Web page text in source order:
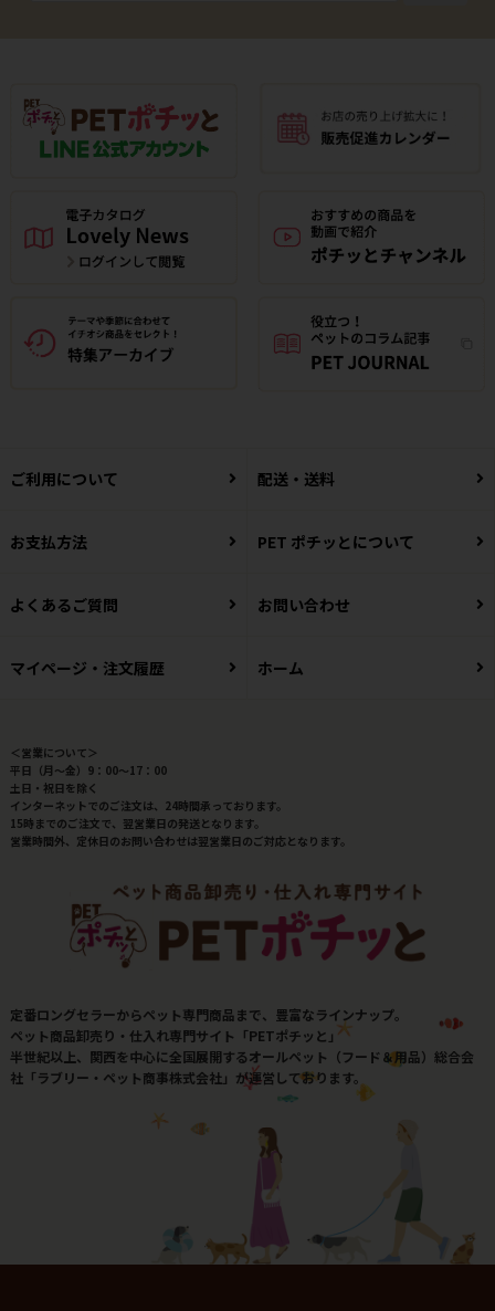
ご利用について 配送・送料
お支払方法 PET ポチッとについて
よくあるご質問 お問い合わせ
マイページ・注文履歴 ホーム
＜営業について＞
平日（月～金）9：00～17：00
土日・祝日を除く
インターネットでのご注文は、24時間承っております。
15時までのご注文で、翌営業日の発送となります。
営業時間外、定休日のお問い合わせは翌営業日のご対応となります。
定番ロングセラーからペット専門商品まで、豊富なラインナップ。
ペット商品卸売り・仕入れ専門サイト「PETポチッと」
半世紀以上、関西を中心に全国展開するオールペット（フード＆用品）総合会
社「ラブリー・ペット商事株式会社」が運営しております。